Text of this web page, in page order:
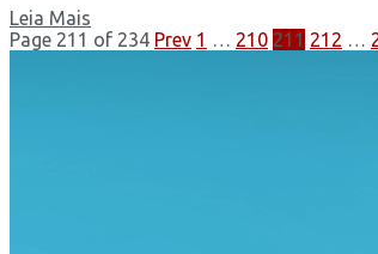
Leia Mais
Page 211 of 234 Prev 1 … 210 211 212 …